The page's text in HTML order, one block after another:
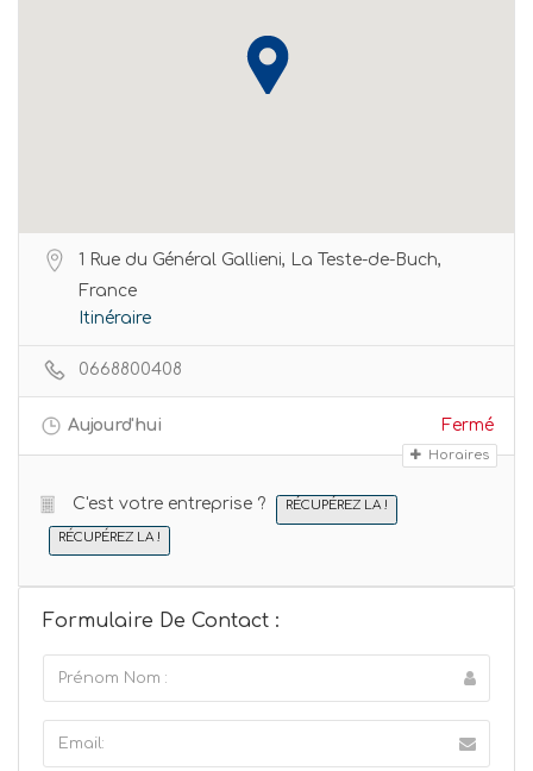
1 Rue du Général Gallieni, La Teste-de-Buch,
France
Itinéraire
0668800408
Aujourd'hui Fermé
Horaires
C'est votre entreprise ? RÉCUPÉREZ LA !
RÉCUPÉREZ LA !
Formulaire De Contact :